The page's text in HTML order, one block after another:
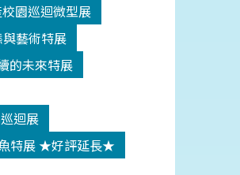
園巡迴微型展
藝術特展
的未來特展
迴展
特展 ★好評延長★